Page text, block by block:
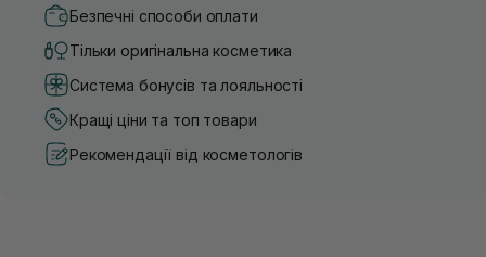
Безпечні способи оплати
Тільки оригінальна косметика
Система бонусів та лояльності
Кращі ціни та топ товари
Рекомендації від косметологів